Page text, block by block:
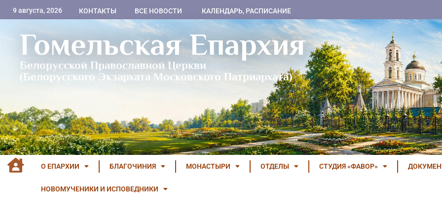
9 августа, 2026 КОНТАКТЫ ВСЕ НОВОСТИ КАЛЕНДАРЬ, РАСПИСАНИЕ
Гомельская Епархия
Белорусской Православной Церкви
(Белорусского Экзархата Московского Патриархата)
О ЕПАРХИИ БЛАГОЧИНИЯ МОНАСТЫРИ ОТДЕЛЫ СТУДИЯ «ФАВОР»
НОВОМУЧЕНИКИ И ИСПОВЕДНИКИ